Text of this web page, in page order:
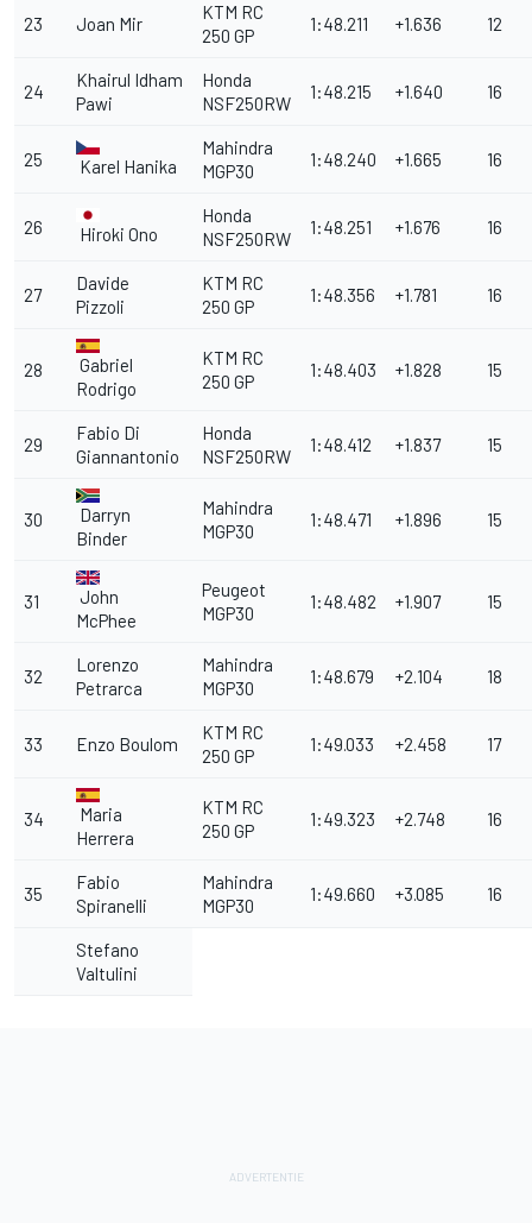
23 Joan Mir
KTM RC
250 GP
1:48.211 +1.636 12
24
Khairul Idham
Pawi
Honda
NSF250RW
1:48.215 +1.640 16
25 Karel Hanika
Mahindra
MGP30
1:48.240 +1.665 16
26 Hiroki Ono
Honda
NSF250RW
1:48.251 +1.676 16
27
Davide
Pizzoli
KTM RC
250 GP
1:48.356 +1.781 16
28
Gabriel
Rodrigo
KTM RC
250 GP
1:48.403 +1.828 15
29
Fabio Di
Giannantonio
Honda
NSF250RW
1:48.412 +1.837 15
30
Darryn
Binder
Mahindra
MGP30
1:48.471 +1.896 15
31
John
McPhee
Peugeot
MGP30
1:48.482 +1.907 15
32
Lorenzo
Petrarca
Mahindra
MGP30
1:48.679 +2.104 18
33 Enzo Boulom
KTM RC
250 GP
1:49.033 +2.458 17
34
Maria
Herrera
KTM RC
250 GP
1:49.323 +2.748 16
35
Fabio
Spiranelli
Mahindra
MGP30
1:49.660 +3.085 16
Stefano
Valtulini